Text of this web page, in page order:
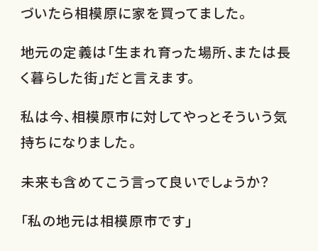
づいたら相模原に家を買ってました。
地元の定義は「生まれ育った場所、または長
く暮らした街」だと言えます。
私は今、相模原市に対してやっとそういう気
持ちになりました。
未来も含めてこう言って良いでしょうか？
「私の地元は相模原市です」